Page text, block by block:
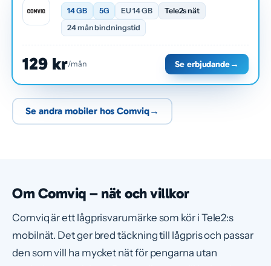
14 GB 5G EU 14 GB
Tele2s nät
24 mån bindningstid
129 kr/mån Se erbjudande→
Se andra mobiler hos Comviq→
Om Comviq – nät och villkor
Comviq är ett lågprisvarumärke som kör i Tele2:s
mobilnät. Det ger bred täckning till lågpris och passar
den som vill ha mycket nät för pengarna utan